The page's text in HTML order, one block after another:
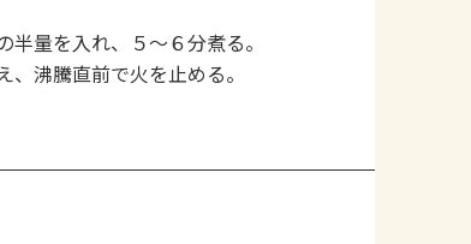
量を入れ、５～６分煮る。
沸騰直前で火を止める。